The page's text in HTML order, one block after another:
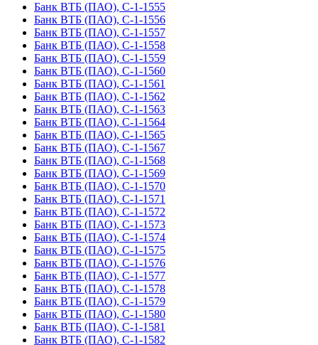
Банк ВТБ (ПАО), С-1-1555
Банк ВТБ (ПАО), С-1-1556
Банк ВТБ (ПАО), С-1-1557
Банк ВТБ (ПАО), С-1-1558
Банк ВТБ (ПАО), С-1-1559
Банк ВТБ (ПАО), С-1-1560
Банк ВТБ (ПАО), С-1-1561
Банк ВТБ (ПАО), С-1-1562
Банк ВТБ (ПАО), С-1-1563
Банк ВТБ (ПАО), С-1-1564
Банк ВТБ (ПАО), С-1-1565
Банк ВТБ (ПАО), С-1-1567
Банк ВТБ (ПАО), С-1-1568
Банк ВТБ (ПАО), С-1-1569
Банк ВТБ (ПАО), С-1-1570
Банк ВТБ (ПАО), С-1-1571
Банк ВТБ (ПАО), С-1-1572
Банк ВТБ (ПАО), С-1-1573
Банк ВТБ (ПАО), С-1-1574
Банк ВТБ (ПАО), С-1-1575
Банк ВТБ (ПАО), С-1-1576
Банк ВТБ (ПАО), С-1-1577
Банк ВТБ (ПАО), С-1-1578
Банк ВТБ (ПАО), С-1-1579
Банк ВТБ (ПАО), С-1-1580
Банк ВТБ (ПАО), С-1-1581
Банк ВТБ (ПАО), С-1-1582